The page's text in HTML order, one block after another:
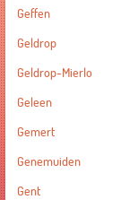
Geffen
Geldrop
Geldrop-Mierlo
Geleen
Gemert
Genemuiden
Gent